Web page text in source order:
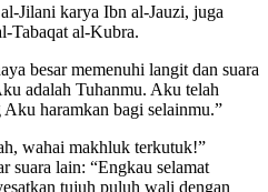
Jilani karya Ibn al-Jauzi, juga
Tabaqat al-Kubra.
besar memenuhi langit dan suara
adalah Tuhanmu. Aku telah
haramkan bagi selainmu.”
wahai makhluk terkutuk!”
suara lain: “Engkau selamat
tujuh puluh wali dengan